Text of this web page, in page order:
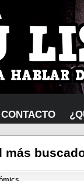
CONTACTO
más